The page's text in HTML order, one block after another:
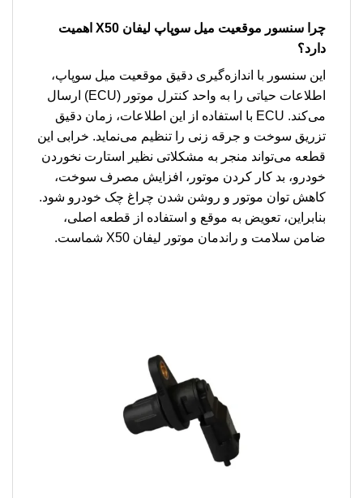
چرا سنسور موقعیت میل سوپاپ لیفان X50
اهمیت
دارد؟
این سنسور با اندازه‌گیری دقیق موقعیت میل سوپاپ،
اطلاعات حیاتی را به واحد کنترل موتور (ECU) ارسال
می‌کند. ECU با استفاده از این اطلاعات، زمان دقیق
تزریق سوخت و جرقه زنی را تنظیم می‌نماید. خرابی این
قطعه می‌تواند منجر به مشکلاتی نظیر استارت نخوردن
خودرو، بد کار کردن موتور، افزایش مصرف سوخت،
کاهش توان موتور و روشن شدن چراغ چک خودرو شود.
بنابراین، تعویض به موقع و استفاده از قطعه اصلی،
ضامن سلامت و راندمان موتور لیفان X50 شماست.